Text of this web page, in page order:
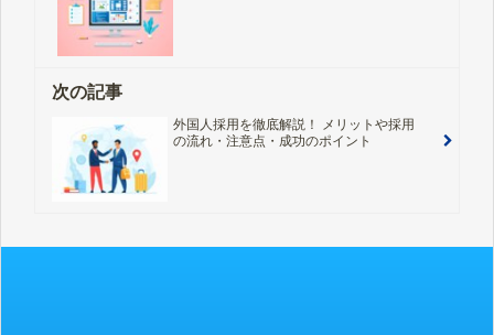
次の記事
外国人採用を徹底解説！ メリットや採用
の流れ・注意点・成功のポイント